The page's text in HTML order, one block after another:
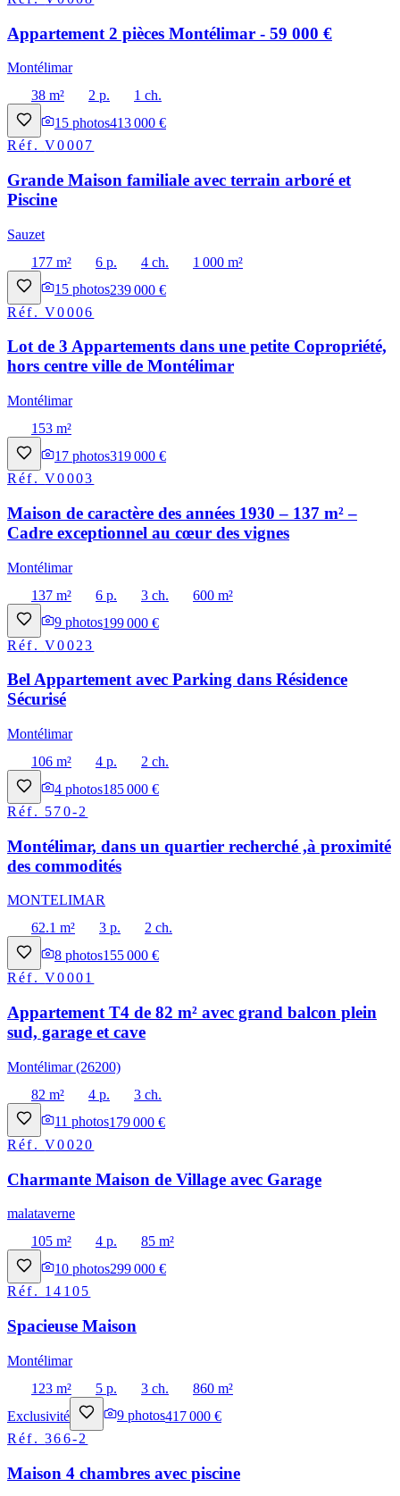
Appartement 2 pièces Montélimar - 59 000 €
Montélimar
38 m²
2 p.
1 ch.
15 photos413 000 €
Réf.V0007
Grande Maison familiale avec terrain arboré et
Piscine
Sauzet
177 m²
6 p. 4 ch.
1 000 m²
15 photos239 000 €
Réf.V0006
Lot de 3 Appartements dans une petite Copropriété,
hors centre ville de Montélimar
Montélimar
153 m²
17 photos319 000 €
Réf.V0003
Maison de caractère des années 1930 – 137 m² –
Cadre exceptionnel au cœur des vignes
Montélimar
137 m²
6 p. 3 ch.
600 m²
9 photos199 000 €
Réf.V0023
Bel Appartement avec Parking dans Résidence
Sécurisé
Montélimar
106 m²
4 p.
2 ch.
4 photos185 000 €
Réf. 570-2
Montélimar, dans un quartier recherché ,à proximité
des commodités
MONTELIMAR
62.1 m²
3 p.
2 ch.
8 photos155 000 €
Réf.V0001
Appartement T4 de 82 m² avec grand balcon plein
sud, garage et cave
Montélimar (26200)
82 m²
4 p.
3 ch.
11 photos179 000 €
Réf.V0020
Charmante Maison de Village avec Garage
malataverne
105 m²
4 p.
85 m²
10 photos299 000 €
Réf. 14105
Spacieuse Maison
Montélimar
123 m²
5 p. 3 ch.
860 m²
Exclusivité
9 photos417 000 €
Réf.366-2
Maison 4 chambres avec piscine